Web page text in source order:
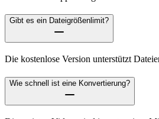
Gibt es ein Dateigrößenlimit?
Die kostenlose Version unterstützt
Wie schnell ist eine Konvertierung?